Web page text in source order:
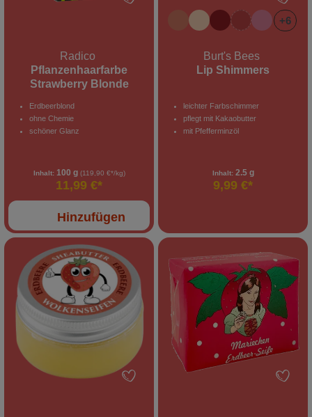
Radico
Pflanzenhaarfarbe
Strawberry Blonde
Erdbeerblond
ohne Chemie
schöner Glanz
Inhalt: 100 g (119,90 €*/kg)
11,99 €*
Hinzufügen
+6
Burt's Bees
Lip Shimmers
leichter Farbschimmer
pflegt mit Kakaobutter
mit Pfefferminzöl
Inhalt: 2.5 g
9,99 €*